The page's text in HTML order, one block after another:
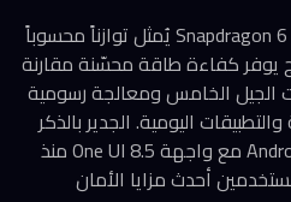
اختيار سامسونج لمعالج Snapdragon 6 Gen 3 يُمثل توازناً محسوباً
يوفر كفاءة طاقة محسّنة مقارنة
الجيل الخامس ومعالجة رسومية
اليومية. الجدير بالذكر
أن الهاتف سيأتي بنظام Android 16 مع واجهة One UI 8.5 منذ
أحدث مزايا الأمان